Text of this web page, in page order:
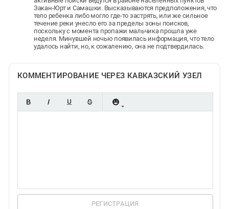
Закан-Юрт и Самашки. Высказываются предположения, что
тело ребенка либо могло где-то застрять, или же сильное
течение реки унесло его за пределы зоны поисков,
поскольку с момента пропажи мальчика прошла уже
неделя. Минувшей ночью появилась информация, что тело
удалось найти, но, к сожалению, она не подтвердилась.
КОММЕНТИРОВАНИЕ ЧЕРЕЗ КАВКАЗСКИЙ УЗЕЛ
РЕГИСТРАЦИЯ